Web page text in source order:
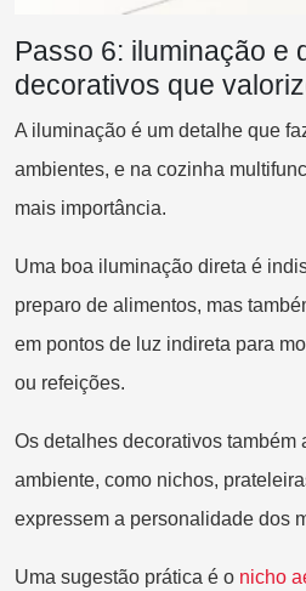
Passo 6: iluminação e
decorativos que
A iluminação é um detalhe que
ambientes, e na cozinha
mais importância.
Uma boa iluminação direta é
preparo de alimentos, mas
em pontos de luz indireta para
ou refeições.
Os detalhes decorativos também
ambiente, como nichos,
expressem a personalidade dos
Uma sugestão prática é o nicho